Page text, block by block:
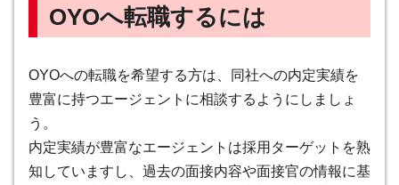
OYOへ転職するには
OYOへの転職を希望する方は、同社への内定実績を
豊富に持つエージェントに相談するようにしましょ
う。
内定実績が豊富なエージェントは採用ターゲットを熟
知していますし、過去の面接内容や面接官の情報に基